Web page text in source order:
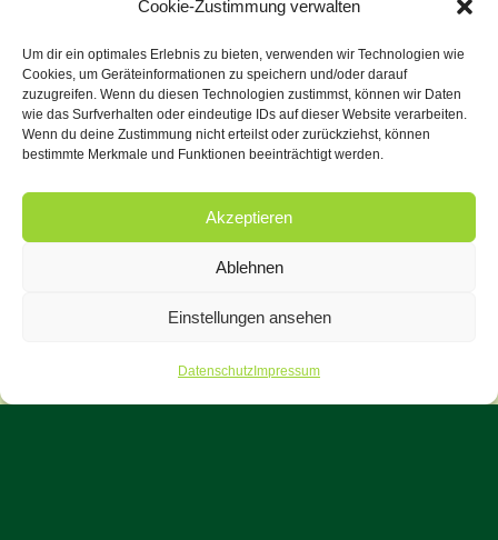
Cookie-Zustimmung verwalten
Um dir ein optimales Erlebnis zu bieten, verwenden wir Technologien wie
Cookies, um Geräteinformationen zu speichern und/oder darauf
zuzugreifen. Wenn du diesen Technologien zustimmst, können wir Daten
wie das Surfverhalten oder eindeutige IDs auf dieser Website verarbeiten.
Wenn du deine Zustimmung nicht erteilst oder zurückziehst, können
bestimmte Merkmale und Funktionen beeinträchtigt werden.
Akzeptieren
Ablehnen
Einstellungen ansehen
Datenschutz Impressum
SAISONPLÄTZE
mit Wohnwagen oder
Wohnmobil
Für alle, die länger bleiben möchten, bieten wir
attraktive Saisonplätze zur Miete für einen oder
mehrere Monate an. Alle Plätze verfügen über
Wasser- und Stromanschluss (16A) und bieten